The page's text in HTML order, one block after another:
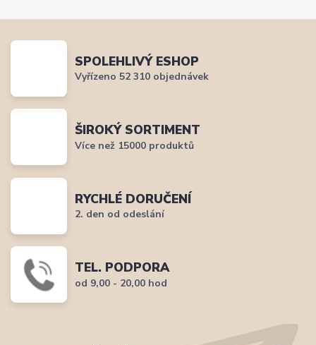
SPOLEHLIVÝ ESHOP
Vyřízeno 52 310 objednávek
ŠIROKÝ SORTIMENT
Více než 15000 produktů
RYCHLÉ DORUČENÍ
2. den od odeslání
TEL. PODPORA
od 9,00 - 20,00 hod